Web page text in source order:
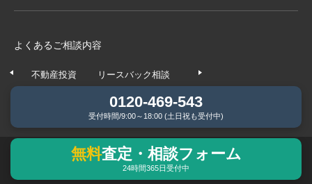
よくあるご相談内容
不動産投資 リースバック相談
© REAL ESTATE Co.,Ltd. All Rights Reserved.
0120-469-543
受付時間/9:00～18:00 (土日祝も受付中)
無料査定・相談フォーム
24時間365日受付中